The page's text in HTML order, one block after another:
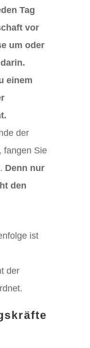
Tag
vor
um oder
einem
der
fangen Sie
Denn nur
den
ist
der